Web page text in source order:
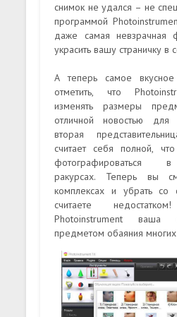
снимок не удался – не
программой
даже самая невзрачная
украсить вашу страничку в
А теперь самое
отметить, что
изменять размеры
отличной новостью
вторая
считает себя полной,
фотографироваться
ракурсах. Теперь вы
комплексах и убрать со
считаете
Photoinstrument ваша
предметом обаяния многих